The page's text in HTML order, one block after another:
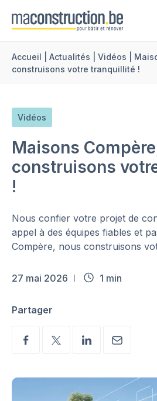
Accueil Actualités Vidéos
construisons votre tranquillité !
Vidéos
Maisons
construisons
!
Nous confier votre projet de
appel à des équipes fiables et
Compère, nous construisons
27 mai 2026 1 min
Partager